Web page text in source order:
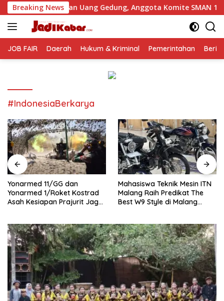
Langsung
ke
konten
Breaking News
Uang Gedung, Anggota Komite SMAN 1 Tumpang ,Ketua
JOB FAIR Daerah Hukum & Kriminal Pemerintahan
#IndonesiaBerkarya
Yonarmed 11/GG dan
Yonarmed 1/Roket Kostrad
Asah Kesiapan Prajurit Jaga
Mahasiswa Teknik Mesin ITN
Malang Raih Predikat The
Best W9 Style di Malang